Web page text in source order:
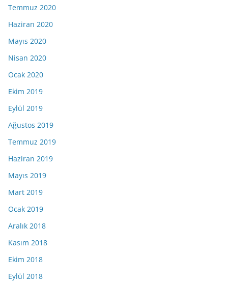
Temmuz 2020
Haziran 2020
Mayıs 2020
Nisan 2020
Ocak 2020
Ekim 2019
Eylül 2019
Ağustos 2019
Temmuz 2019
Haziran 2019
Mayıs 2019
Mart 2019
Ocak 2019
Aralık 2018
Kasım 2018
Ekim 2018
Eylül 2018